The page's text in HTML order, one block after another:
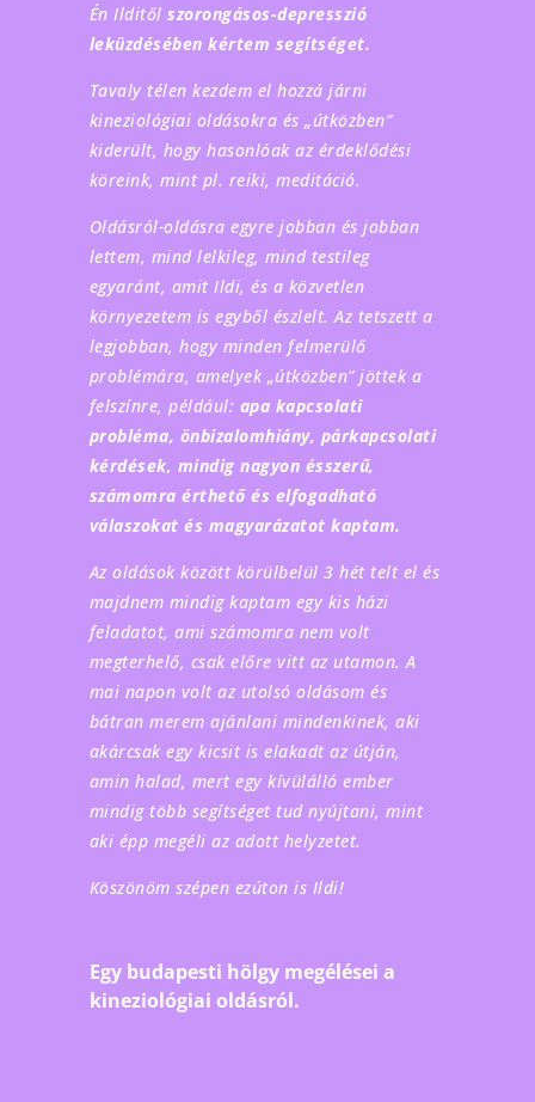
Én Ilditől szorongásos-depresszió
leküzdésében kértem segítséget.
Tavaly télen kezdem el hozzá járni
kineziológiai oldásokra és „útközben”
kiderült, hogy hasonlóak az érdeklődési
köreink, mint pl. reiki, meditáció.
Oldásról-oldásra egyre jobban és jobban
lettem, mind lelkileg, mind testileg
egyaránt, amit Ildi, és a közvetlen
környezetem is egyből észlelt. Az tetszett a
legjobban, hogy minden felmerülő
problémára, amelyek „útközben” jöttek a
felszínre, például: apa kapcsolati
probléma, önbizalomhiány, párkapcsolati
kérdések, mindig nagyon ésszerű,
számomra érthető és elfogadható
válaszokat és magyarázatot kaptam.
Az oldások között körülbelül 3 hét telt el és
majdnem mindig kaptam egy kis házi
feladatot, ami számomra nem volt
megterhelő, csak előre vitt az utamon. A
mai napon volt az utolsó oldásom és
bátran merem ajánlani mindenkinek, aki
akárcsak egy kicsit is elakadt az útján,
amin halad, mert egy kívülálló ember
mindig több segítséget tud nyújtani, mint
aki épp megéli az adott helyzetet.
Köszönöm szépen ezúton is Ildi!
Egy budapesti hölgy megélései a
kineziológiai oldásról.